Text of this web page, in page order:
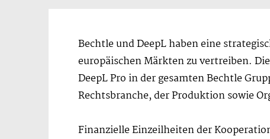
Bechtle und DeepL haben eine
europäischen Märkten zu vertreiben.
DeepL Pro in der gesamten Bechtle
Rechtsbranche, der Produktion sowie
Finanzielle Einzeilheiten der